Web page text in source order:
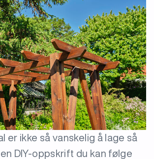
er ikke så vanskelig å lage så
DIY-oppskrift du kan følge